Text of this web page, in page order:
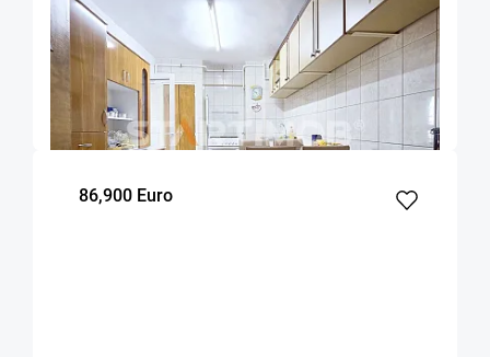
OFERTA NOUA EXCLUSIVITATE COMISION 0%
Apartament 4 camere zona Onix Centru Civic
Brasov
m² dormitoare
4
86,900 Euro